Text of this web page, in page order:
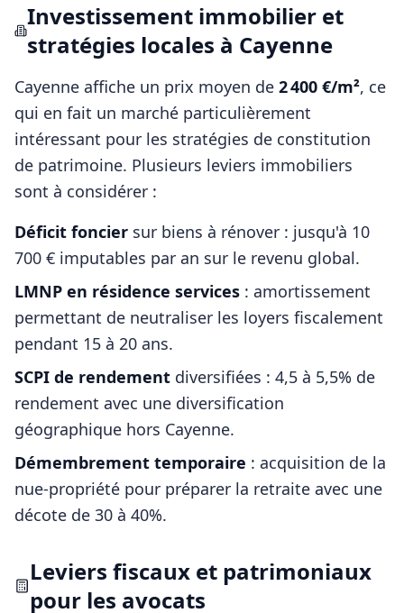
Investissement immobilier et
stratégies locales à Cayenne
Cayenne affiche un prix moyen de 2 400 €/m², ce
qui en fait un marché particulièrement
intéressant pour les stratégies de constitution
de patrimoine. Plusieurs leviers immobiliers
sont à considérer :
Déficit foncier sur biens à rénover : jusqu'à 10
700 € imputables par an sur le revenu global.
LMNP en résidence services : amortissement
permettant de neutraliser les loyers fiscalement
pendant 15 à 20 ans.
SCPI de rendement diversifiées : 4,5 à 5,5% de
rendement avec une diversification
géographique hors Cayenne.
Démembrement temporaire : acquisition de la
nue-propriété pour préparer la retraite avec une
décote de 30 à 40%.
Leviers fiscaux et patrimoniaux
pour les avocats